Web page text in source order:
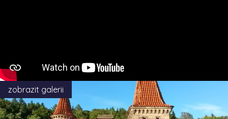
zobrazit galerii